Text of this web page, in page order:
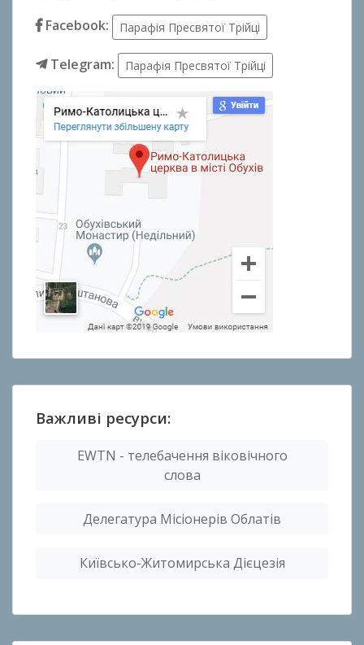
Facebook:
Парафія Пресвятої Трійці
Telegram: Парафія Пресвятої Трійці
Важливі ресурси:
EWTN - телебачення віковічного
слова
Делегатура Місіонерів Облатів
Київсько-Житомирська Дієцезія